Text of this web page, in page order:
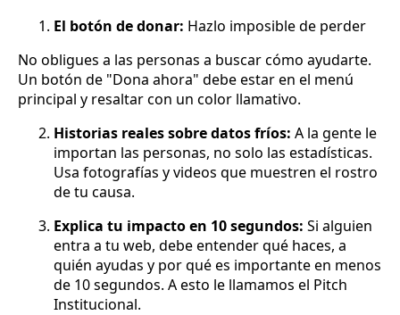
El botón de donar: Hazlo imposible de perder
No obligues a las personas a buscar cómo ayudarte.
Un botón de "Dona ahora" debe estar en el menú
principal y resaltar con un color llamativo.
Historias reales sobre datos fríos: A la gente le
importan las personas, no solo las estadísticas.
Usa fotografías y videos que muestren el rostro
de tu causa.
Explica tu impacto en 10 segundos: Si alguien
entra a tu web, debe entender qué haces, a
quién ayudas y por qué es importante en menos
de 10 segundos. A esto le llamamos el Pitch
Institucional.